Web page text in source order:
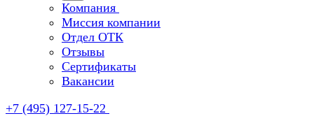
Компания
Миссия компании
Отдел ОТК
Отзывы
Сертификаты
Вакансии
+7 (495) 127-15-22